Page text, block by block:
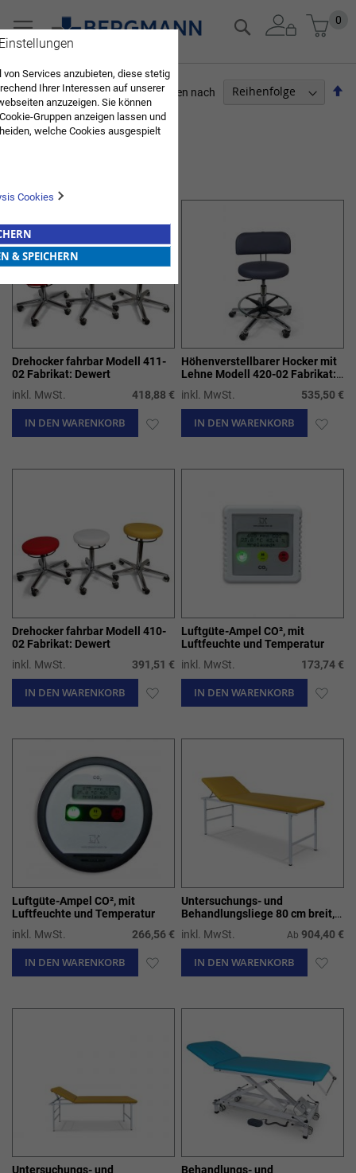
Zum
Inhalt
0
Suche
Sortieren nach
Drehocker fahrbar Modell 411-
02 Fabrikat: Dewert
inkl. MwSt.
418,88 €
IN DEN WARENKORB ZUR
Höhenverstellbarer Hocker mit
Lehne Modell 420-02 Fabrikat:
Dewert
inkl. MwSt. 535,50 €
IN DEN WARENKORB ZUR
Drehocker fahrbar Modell 410-
02 Fabrikat: Dewert
inkl. MwSt.
391,51 €
IN DEN WARENKORB ZUR
Luftgüte-Ampel CO², mit
Luftfeuchte und Temperatur
inkl. MwSt.
173,74 €
IN DEN WARENKORB ZUR
Luftgüte-Ampel CO², mit
Luftfeuchte und Temperatur
inkl. MwSt.
266,56 €
IN DEN WARENKORB ZUR
Untersuchungs- und
Behandlungsliege 80 cm breit,
inkl. MwSt. Ab 904,40 €
IN DEN WARENKORB ZUR
Untersuchungs- und
Behandlungs- und
ARZTBEDARF
Services anzubieten, diese stetig
Ihrer Interessen auf unserer
anzuzeigen. Sie können
Gruppen anzeigen lassen und
welche Cookies ausgespielt
Cookies
& SPEICHERN